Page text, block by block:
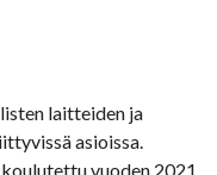
laitteiden ja
asioissa.
vuoden 2021